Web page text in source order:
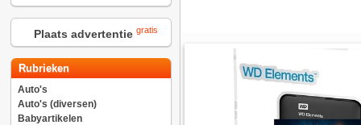
Plaats advertentie gratis
Rubrieken
Auto's
Auto's (diversen)
Babyartikelen